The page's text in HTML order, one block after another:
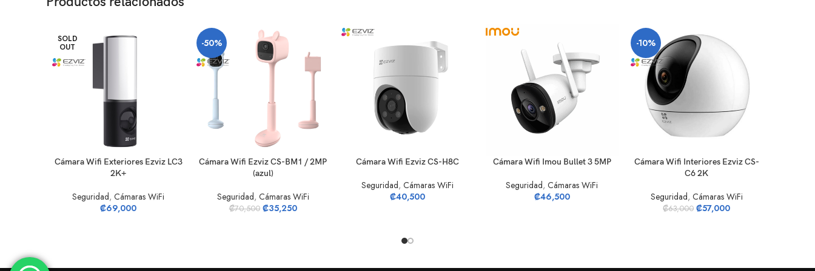
SOLD
OUT
LEER MÁS
Cámara Wifi Exteriores Ezviz LC3
2K+
Seguridad, Cámaras WiFi
₡69,000
-50%
AÑADIR AL CARRITO
Cámara Wifi Ezviz CS-BM1 / 2MP
(azul)
Seguridad, Cámaras WiFi
₡70,500 ₡35,250
AÑADIR AL CARRITO
Cámara Wifi Ezviz CS-H8C
Seguridad, Cámaras WiFi
₡40,500
AÑADIR AL CARRITO
Cámara Wifi Imou Bullet 3 5MP
Seguridad, Cámaras WiFi
₡46,500
-10%
AÑADIR AL CARRITO
Cámara Wifi Interiores Ezviz CS-
C6 2K
Seguridad, Cámaras WiFi
₡63,000 ₡57,000